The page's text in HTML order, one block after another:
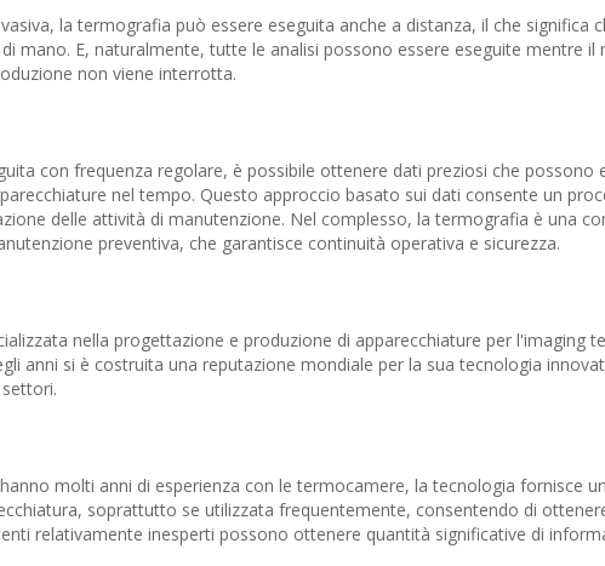
la termografia può essere eseguita anche a distanza, il che significa
mano. E, naturalmente, tutte le analisi possono essere eseguite mentre il
non viene interrotta.
con frequenza regolare, è possibile ottenere dati preziosi che
nel tempo. Questo approccio basato sui dati consente un
delle attività di manutenzione. Nel complesso, la termografia è una
preventiva, che garantisce continuità operativa e sicurezza.
nella progettazione e produzione di apparecchiature per l'imaging
anni si è costruita una reputazione mondiale per la sua tecnologia
molti anni di esperienza con le termocamere, la tecnologia fornisce
soprattutto se utilizzata frequentemente, consentendo di
relativamente inesperti possono ottenere quantità significative di